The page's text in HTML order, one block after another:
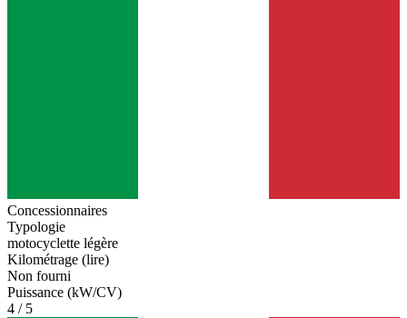
Concessionnaires
Typologie
motocyclette légère
Kilométrage (lire)
Non fourni
Puissance (kW/CV)
4 / 5